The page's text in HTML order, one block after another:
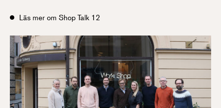
Läs mer om Shop Talk 12